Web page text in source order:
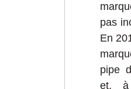
pas
En
pipe
et, à